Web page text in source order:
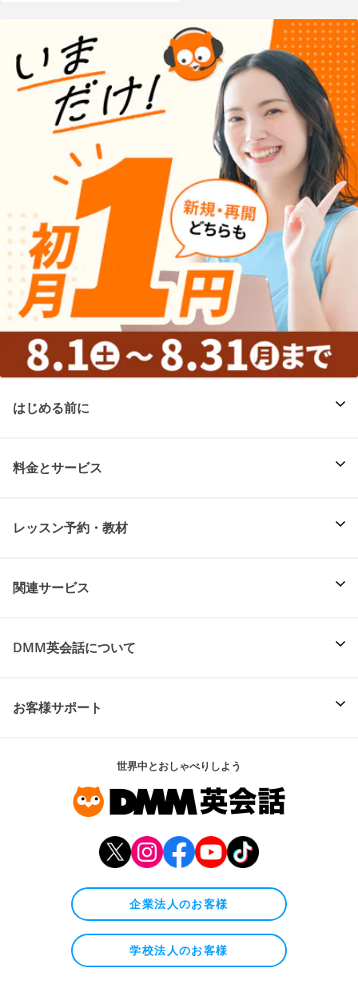
はじめる前に
料金とサービス
レッスン予約・教材
関連サービス
DMM英会話について
お客様サポート
世界中とおしゃべりしよう
企業法人のお客様
学校法人のお客様